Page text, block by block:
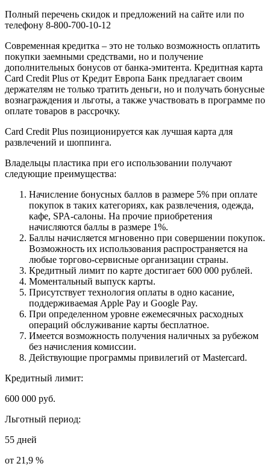
Полный перечень скидок и предложений на сайте или по
телефону 8-800-700-10-12
Современная кредитка – это не только возможность оплатить
покупки заемными средствами, но и получение
дополнительных бонусов от банка-эмитента. Кредитная карта
Card Credit Plus от Кредит Европа Банк предлагает своим
держателям не только тратить деньги, но и получать бонусные
вознаграждения и льготы, а также участвовать в программе по
оплате товаров в рассрочку.
Card Credit Plus позиционируется как лучшая карта для
развлечений и шоппинга.
Владельцы пластика при его использовании получают
следующие преимущества:
Начисление бонусных баллов в размере 5% при оплате
покупок в таких категориях, как развлечения, одежда,
кафе, SPA-салоны. На прочие приобретения
начисляются баллы в размере 1%.
Баллы начисляется мгновенно при совершении покупок.
Возможность их использования распространяется на
любые торгово-сервисные организации страны.
Кредитный лимит по карте достигает 600 000 рублей.
Моментальный выпуск карты.
Присутствует технология оплаты в одно касание,
поддерживаемая Apple Pay и Google Pay.
При определенном уровне ежемесячных расходных
операций обслуживание карты бесплатное.
Имеется возможность получения наличных за рубежом
без начисления комиссии.
Действующие программы привилегий от Mastercard.
Кредитный лимит:
600 000 руб.
Льготный период:
55 дней
от 21,9 %